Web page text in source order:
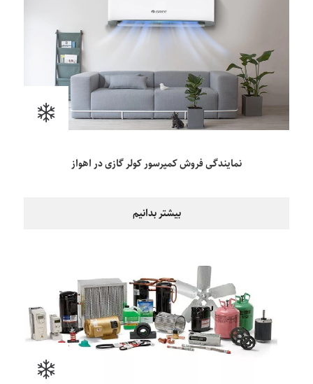
نمایندگی فروش کمپرسور کولر گازی در اهواز
بیشتر بدانیم